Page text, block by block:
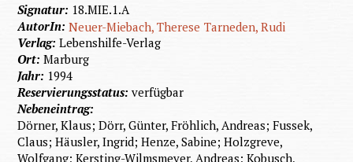
Signatur: 18.MIE.1.A
AutorIn:Neuer-Miebach, Therese Tarneden, Rudi
Verlag:Lebenshilfe-Verlag
Ort:Marburg
Jahr: 1994
Reservierungsstatus:verfügbar
Nebeneintrag:
Dörner, Klaus; Dörr, Günter, Fröhlich, Andreas; Fussek,
Claus; Häusler, Ingrid; Henze, Sabine; Holzgreve,
Wolfgang; Kersting-Wilmsmeyer, Andreas; Kobusch,